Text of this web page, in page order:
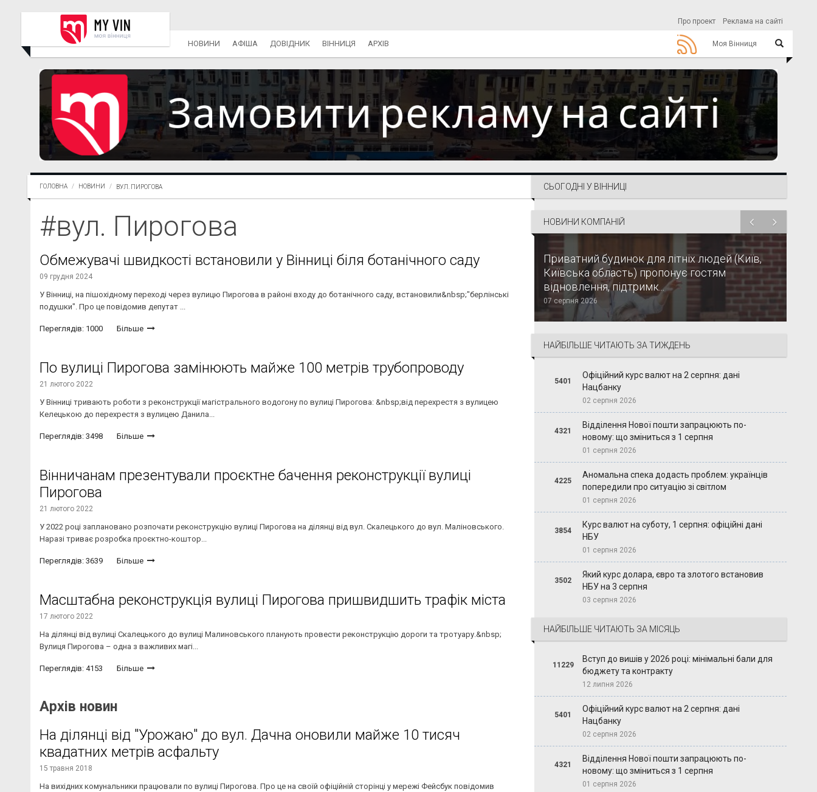
Про проект Реклама на сайті
Моя Вінниця
НОВИНИ АФІША ДОВІДНИК ВІННИЦЯ АРХІВ
ГОЛОВНА НОВИНИ ВУЛ. ПИРОГОВА
#вул. Пирогова
Обмежувачі швидкості встановили у Вінниці біля ботанічного саду
09 грудня 2024
У Вінниці, на пішохідному переході через вулицю Пирогова в районі входу до ботанічного саду, встановили&nbsp;"берлінські
подушки". Про це повідомив депутат ...
Переглядів: 1000 Більше
По вулиці Пирогова замінюють майже 100 метрів трубопроводу
21 лютого 2022
У Вінниці тривають роботи з реконструкції магістрального водогону по вулиці Пирогова: &nbsp;від перехрестя з вулицею
Келецькою до перехрестя з вулицею Данила...
Переглядів: 3498 Більше
Вінничанам презентували проєктне бачення реконструкції вулиці
Пирогова
21 лютого 2022
У 2022 році заплановано розпочати реконструкцію вулиці Пирогова на ділянці від вул. Скалецького до вул. Маліновського.
Наразі триває розробка проєктно-коштор...
Переглядів: 3639 Більше
Масштабна реконструкція вулиці Пирогова пришвидшить трафік міста
17 лютого 2022
На ділянці від вулиці Скалецького до вулиці Малиновського планують провести реконструкцію дороги та тротуару.&nbsp;
Вулиця Пирогова – одна з важливих магі...
Переглядів: 4153 Більше
Архів новин
На ділянці від "Урожаю" до вул. Дачна оновили майже 10 тисяч
квадатних метрів асфальту
15 травня 2018
На вихідних комунальники працювали по вулиці Пирогова. Про це на своїй офіційній сторінці у мережі Фейсбук повідомив
СЬОГОДНІ У ВІННИЦІ
НОВИНИ КОМПАНІЙ
Приватний будинок для літніх людей (Київ,
Київська область) пропонує гостям
відновлення, підтримк...
07 серпня 2026
НАЙБІЛЬШЕ ЧИТАЮТЬ ЗА ТИЖДЕНЬ
5401
Офіційний курс валют на 2 серпня: дані
Нацбанку
02 серпня 2026
4321
Відділення Нової пошти запрацюють по-
новому: що зміниться з 1 серпня
01 серпня 2026
4225
Аномальна спека додасть проблем: українців
попередили про ситуацію зі світлом
01 серпня 2026
3854
Курс валют на суботу, 1 серпня: офіційні дані
НБУ
01 серпня 2026
3502
Який курс долара, євро та злотого встановив
НБУ на 3 серпня
03 серпня 2026
НАЙБІЛЬШЕ ЧИТАЮТЬ ЗА МІСЯЦЬ
11229
Вступ до вишів у 2026 році: мінімальні бали для
бюджету та контракту
12 липня 2026
5401
Офіційний курс валют на 2 серпня: дані
Нацбанку
02 серпня 2026
4321
Відділення Нової пошти запрацюють по-
новому: що зміниться з 1 серпня
01 серпня 2026